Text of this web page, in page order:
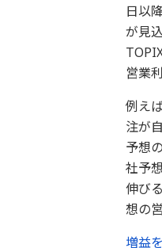
日以
が見
営業
例え
注が
予想
社予
伸び
想の
増益